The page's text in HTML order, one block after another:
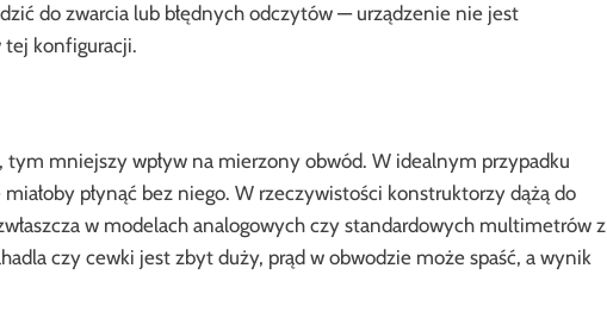
do zwarcia lub błędnych odczytów — urządzenie nie jest
tej konfiguracji.
mniejszy wpływ na mierzony obwód. W idealnym przypadku
płynąć bez niego. W rzeczywistości konstruktorzy dążą do
w modelach analogowych czy standardowych multimetrów z
czy cewki jest zbyt duży, prąd w obwodzie może spaść, a wynik